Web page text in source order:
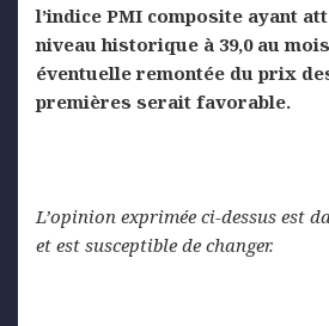
l’indice PMI composite ayant
niveau historique à 39,0 au
éventuelle remontée du prix
premières serait favorable.
L’opinion exprimée ci-dessus est
et est susceptible de changer.